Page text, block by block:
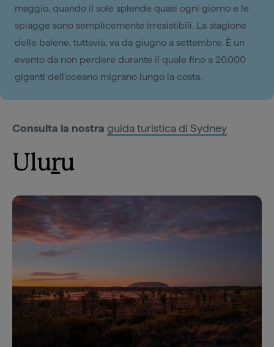
maggio, quando il sole splende quasi ogni giorno e le
spiagge sono semplicemente irresistibili. La stagione
delle balene, tuttavia, va da giugno a settembre. È un
evento da non perdere durante il quale fino a 20.000
giganti dell'oceano migrano lungo la costa.
Consulta la nostra guida turistica di Sydney
Uluru